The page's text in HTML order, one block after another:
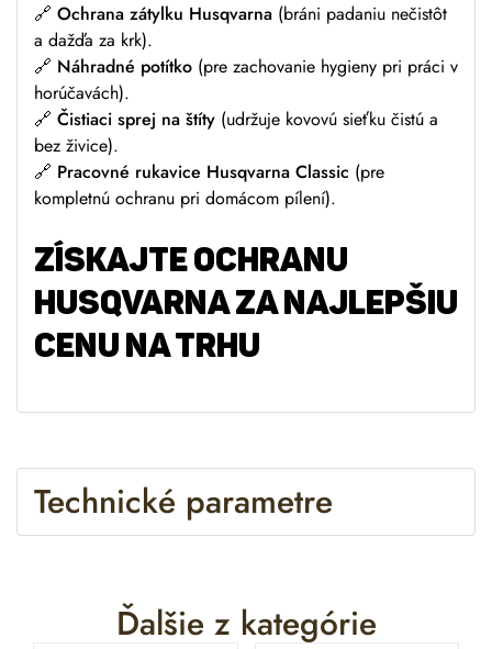
🔗 Ochrana zátylku Husqvarna (bráni padaniu nečistôt
a dažďa za krk).
🔗 Náhradné potítko (pre zachovanie hygieny pri práci v
horúčavách).
🔗 Čistiaci sprej na štíty (udržuje kovovú sieťku čistú a
bez živice).
🔗 Pracovné rukavice Husqvarna Classic (pre
kompletnú ochranu pri domácom pílení).
ZÍSKAJTE OCHRANU
HUSQVARNA ZA NAJLEPŠIU
CENU NA TRHU
Technické parametre
Ďalšie z kategórie